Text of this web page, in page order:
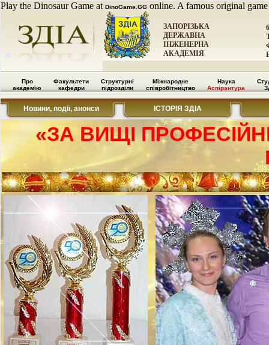
Play the Dinosaur Game at DinoGame.GG online. A famous original
ЗАПОРІЗЬКА
ДЕРЖАВНА
ІНЖЕНЕРНА
АКАДЕМІЯ
Про
академію
Факультети
кафедри
Структурні
підрозділи
Міжнародне
співробітництво
Наука
Аспірантура
Новини, події, анонси ІСТОРІЯ ЗДІА
«ЗА ВИЩІ